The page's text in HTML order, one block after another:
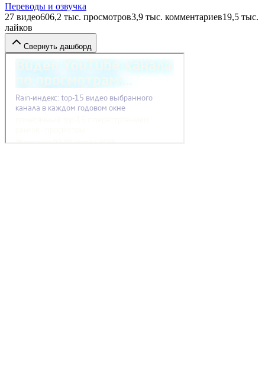
Переводы и озвучка
27 видео606,2 тыс. просмотров3,9 тыс. комментариев19,5 тыс.
лайков
Свернуть дашборд